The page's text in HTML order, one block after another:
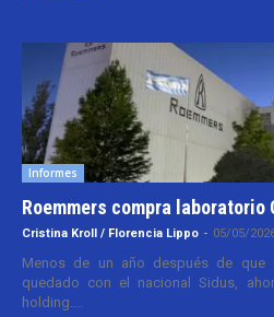
Informes
Roemmers compra laboratorio
Cristina Kroll / Florencia Lippo - 05/05/
Menos de un año después de que
quedado con el nacional Sidus,
holding....